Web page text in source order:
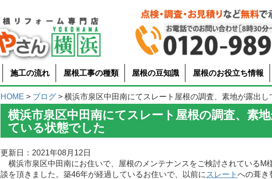
施工の流れ 屋根工事の種類 屋根の豆知識 屋根のお役立ち情報
HOME > ブログ > 横浜市泉区中田南にてスレート屋根の調査、素地が露出し
横浜市泉区中田南にてスレート屋根の調査、素
ている状態でした
更新日：2021年08月12日
横浜市泉区中田南にお住いで、屋根のメンテナンスをご検討されているM
談を頂きました。築46年が経過しているお住いで、以前に スレートへの葺き